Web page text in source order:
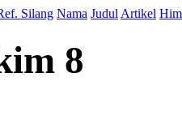
Silang Nama Judul Artikel
8